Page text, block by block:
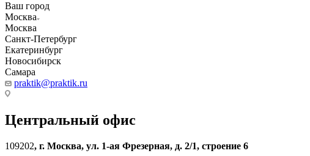
Ваш город
Москва
Москва
Санкт-Петербург
Екатеринбург
Новосибирск
Самара
praktik@praktik.ru
Центральный офис
109202, г. Москва, ул. 1-ая Фрезерная, д. 2/1, строение 6